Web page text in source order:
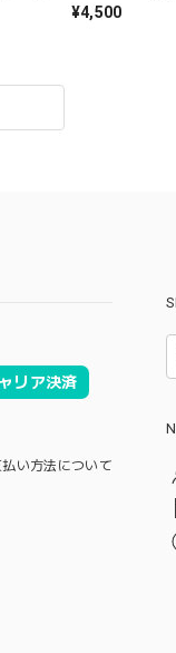
¥4,500
リア決済
払い方法について